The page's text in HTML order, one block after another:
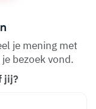
je mening met
bezoek vond.
jij?